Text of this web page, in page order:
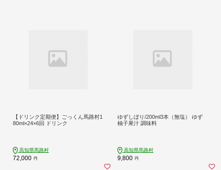
【ドリンク定期便】ごっくん馬路村1
80ml×24×6回 ドリンク
高知県馬路村
72,000 円
ゆずしぼり/200ml3本（無塩） ゆず
柚子果汁 調味料
高知県馬路村
9,800 円